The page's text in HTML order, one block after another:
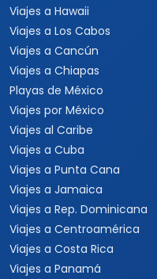
Viajes a Hawaii
Viajes a Los Cabos
Viajes a Cancún
Viajes a Chiapas
Playas de México
Viajes por México
Viajes al Caribe
Viajes a Cuba
Viajes a Punta Cana
Viajes a Jamaica
Viajes a Rep. Dominicana
Viajes a Centroamérica
Viajes a Costa Rica
Viajes a Panamá